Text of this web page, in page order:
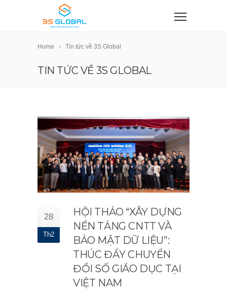
Home Tin tức về 3S Global
TIN TỨC VỀ 3S GLOBAL
28
Th2
HỘI THẢO “XÂY DỰNG
NỀN TẢNG CNTT VÀ
BẢO MẬT DỮ LIỆU”:
THÚC ĐẨY CHUYỂN
ĐỔI SỐ GIÁO DỤC TẠI
VIỆT NAM